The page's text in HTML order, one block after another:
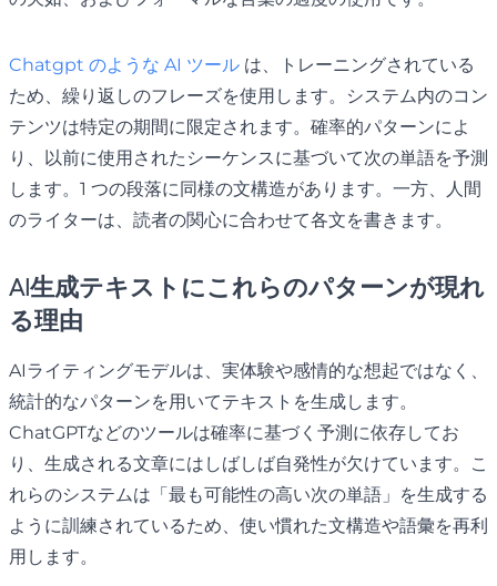
Chatgpt のような AI ツール は、トレーニングされている
ため、繰り返しのフレーズを使用します。システム内のコン
テンツは特定の期間に限定されます。確率的パターンによ
り、以前に使用されたシーケンスに基づいて次の単語を予測
します。1 つの段落に同様の文構造があります。一方、人間
のライターは、読者の関心に合わせて各文を書きます。
AI生成テキストにこれらのパターンが現れ
る理由
AIライティングモデルは、実体験や感情的な想起ではなく、
統計的なパターンを用いてテキストを生成します。
ChatGPTなどのツールは確率に基づく予測に依存してお
り、生成される文章にはしばしば自発性が欠けています。こ
れらのシステムは「最も可能性の高い次の単語」を生成する
ように訓練されているため、使い慣れた文構造や語彙を再利
用します。